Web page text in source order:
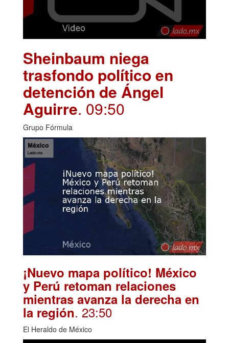
Sheinbaum niega
trasfondo político en
detención de Ángel
Aguirre. 09:50
Grupo Fórmula
¡Nuevo mapa político! México
y Perú retoman relaciones
mientras avanza la derecha en
la región. 23:50
El Heraldo de México